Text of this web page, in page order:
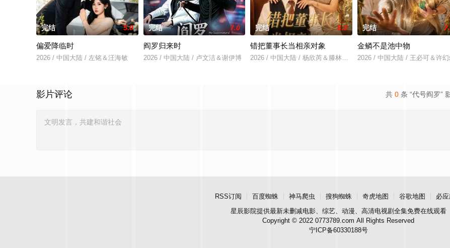
完结 5.0
偏爱降临时
2026 / 中国大陆 / 左铭＆汪海敏
完结 7.0
阎罗归来时
2026 / 中国大陆 / 卢文洁＆谢伊博
完结 6.0
错把董事长当相亲对象
2026 / 中国大陆 / 杨欣芮＆滕林＆马治邦
完结
金鳞不是池中物
2026 / 中国大陆 / 王必可＆许幻
共 0 条 “代号阎罗”
影片评论
RSS订阅 百度蜘蛛 神马爬虫 搜狗蜘蛛 奇虎地图 谷歌地图
必
星辰影院提供最新未删减电影、综艺、动漫、高清电视剧全集免费在线观看
Copyright © 2022 0773789.com All Rights Reserved
宁ICP备60330188号